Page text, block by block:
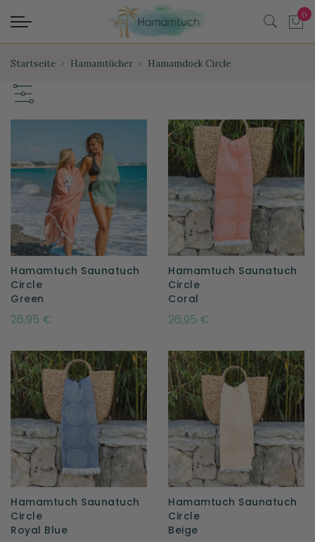
Startseite Hamamtücher Hamamdoek Circle
Hamamtuch Saunatuch
Circle
Green
26,95 €
Hamamtuch Saunatuch
Circle
Coral
26,95 €
Hamamtuch Saunatuch
Circle
Royal Blue
Hamamtuch Saunatuch
Circle
Beige